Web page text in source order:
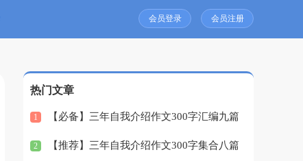
会员登录 会员注册
热门文章
1 【必备】三年自我介绍作文300字汇编九篇
2 【推荐】三年自我介绍作文300字集合八篇